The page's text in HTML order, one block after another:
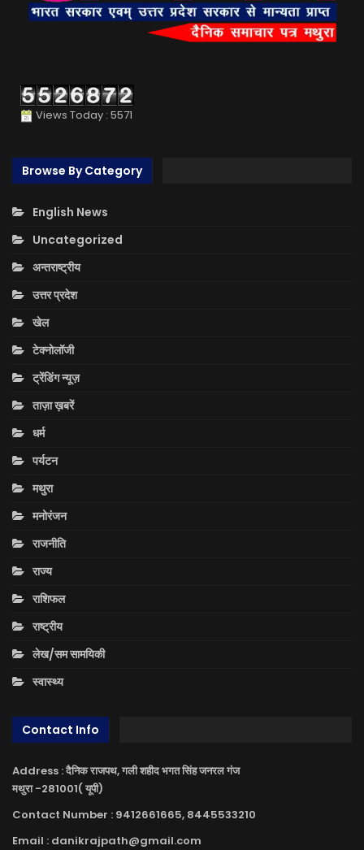
Views Today : 5571
Browse By Category
English News
Uncategorized
अन्तराष्ट्रीय
उत्तर प्रदेश
खेल
टेक्नोलॉजी
ट्रेंडिंग न्यूज़
ताज़ा ख़बरें
धर्म
पर्यटन
मथुरा
मनोरंजन
राजनीति
राज्य
राशिफल
राष्ट्रीय
लेख/सम सामयिकी
स्वास्थ्य
Contact Info
Address : दैनिक राजपथ, गली शहीद भगत सिंह जनरल गंज
मथुरा -281001( यूपी)
Contact Number : 9412661665, 8445533210
Email : danikrajpath@gmail.com